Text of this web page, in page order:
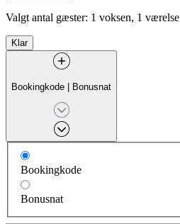
Valgt antal gæster: 1 voksen, 1 værelse
Klar
Bookingkode | Bonusnat
Bookingkode
Bonusnat